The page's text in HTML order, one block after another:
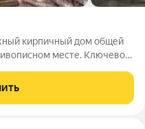
кирпичный дом общей
месте. Ключевое
его от садовых
а